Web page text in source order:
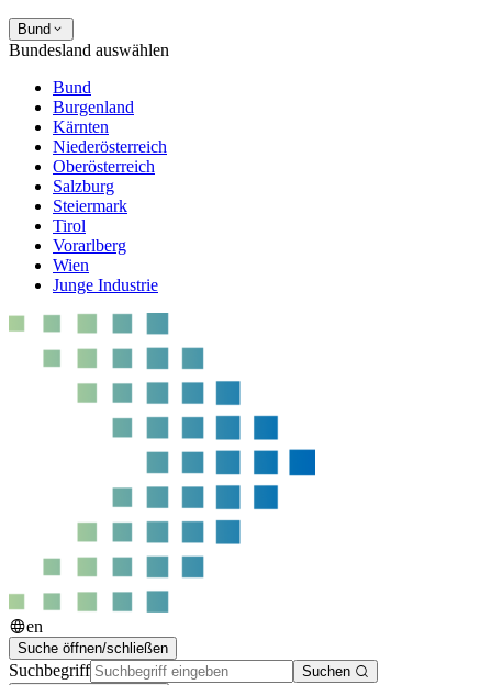
Bund
Bundesland auswählen
Bund
Burgenland
Kärnten
Niederösterreich
Oberösterreich
Salzburg
Steiermark
Tirol
Vorarlberg
Wien
Junge Industrie
en
Suche öffnen/schließen
Suchbegriff
Suchen